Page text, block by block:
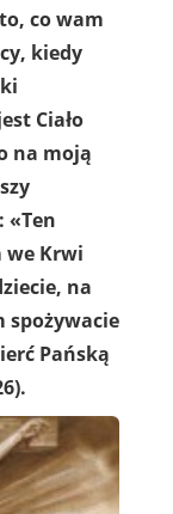
co wam
kiedy
Ciało
na moją
«Ten
we Krwi
na
spożywacie
Pańską